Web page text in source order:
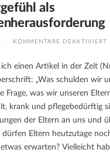
als
/ KOMMENTARE DEAKTIVIERT
ich einen Artikel in der Zeit
„Was schulden wir
Frage, was wir unseren
krank und pflegebedürftig
der Eltern an uns und
dürfen Eltern heutzutage
erwarten? Vielleicht